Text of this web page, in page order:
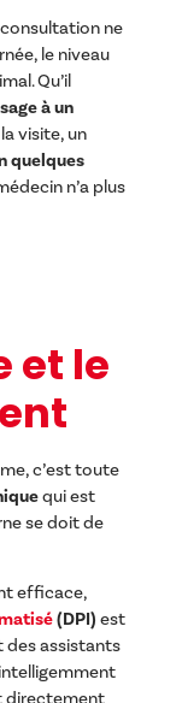
ne
le niveau
Qu’il
à un
visite, un
quelques
n’a plus
et le
c’est toute
qui est
se doit de
efficace,
(DPI) est
des assistants
directement